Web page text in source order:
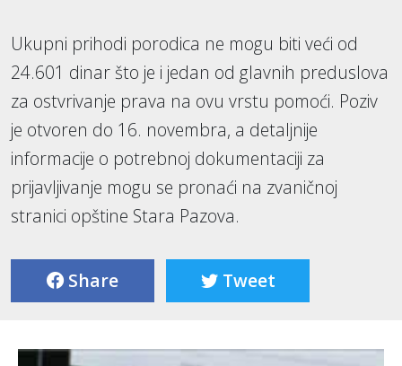
Ukupni prihodi porodica ne mogu biti veći od
24.601 dinar što je i jedan od glavnih preduslova
za ostvrivanje prava na ovu vrstu pomoći. Poziv
je otvoren do 16. novembra, a detaljnije
informacije o potrebnoj dokumentaciji za
prijavljivanje mogu se pronaći na zvaničnoj
stranici opštine Stara Pazova.
Share Tweet